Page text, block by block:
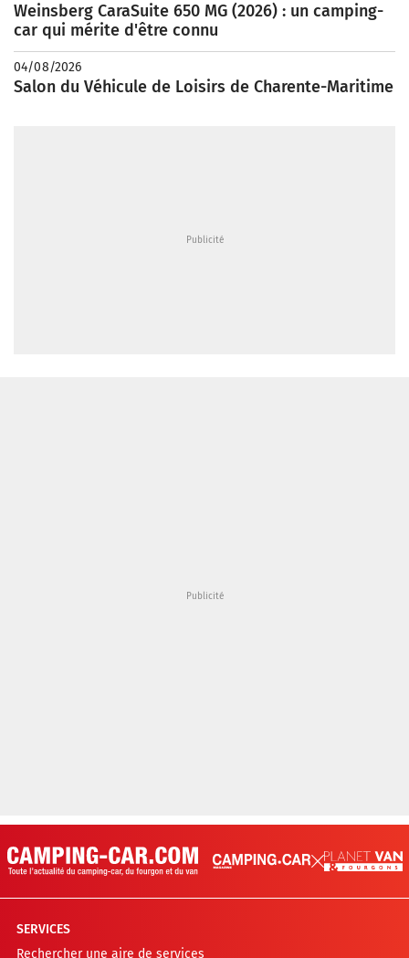
Weinsberg CaraSuite 650 MG (2026) : un camping-
car qui mérite d'être connu
04/08/2026
Salon du Véhicule de Loisirs de Charente-Maritime
SERVICES
Rechercher une aire de services